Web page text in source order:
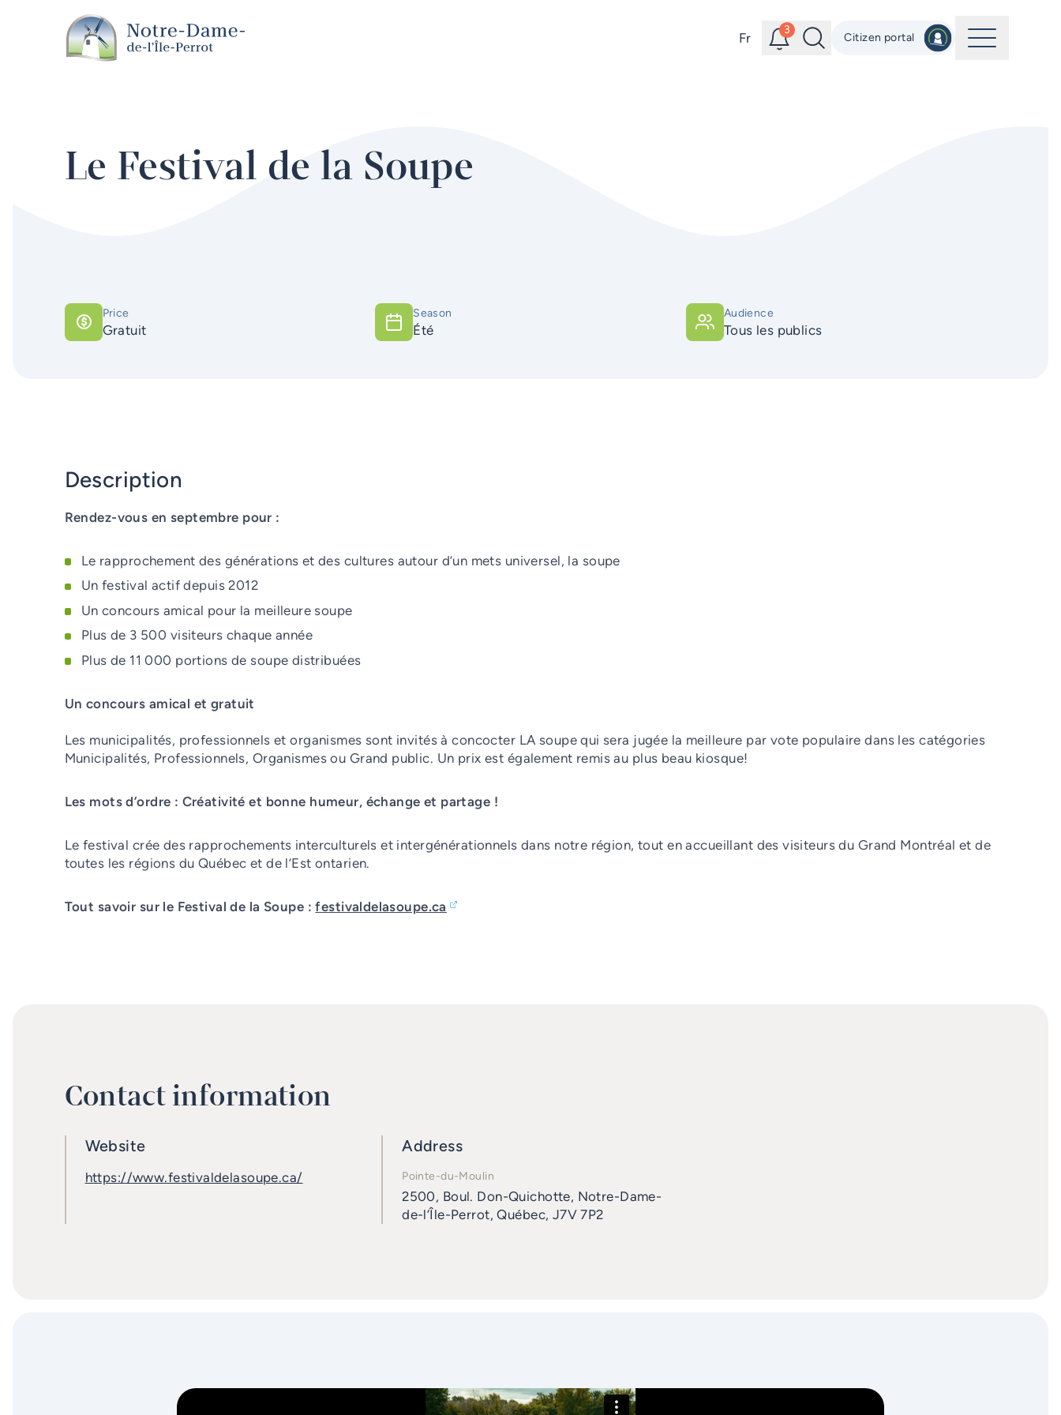
Fr
Alerts
3 Search
Citizen portal Menu
Le Festival de la Soupe
Price
Gratuit
Season
été
Audience
tous les publics
Description
Rendez-vous en septembre pour :
Le rapprochement des générations et des cultures autour d’un mets universel, la soupe
Un festival actif depuis 2012
Un concours amical pour la meilleure soupe
Plus de 3 500 visiteurs chaque année
Plus de 11 000 portions de soupe distribuées
Un concours amical et gratuit
Les municipalités, professionnels et organismes sont invités à concocter LA soupe qui sera jugée la meilleure par vote populaire dans les catégories
Municipalités, Professionnels, Organismes ou Grand public. Un prix est également remis au plus beau kiosque!
Les mots d’ordre : Créativité et bonne humeur, échange et partage !
Le festival crée des rapprochements interculturels et intergénérationnels dans notre région, tout en accueillant des visiteurs du Grand Montréal et de
toutes les régions du Québec et de l’Est ontarien.
Tout savoir sur le Festival de la Soupe :festivaldelasoupe.ca
Contact information
Website
https://www.festivaldelasoupe.ca/
Address
Pointe-du-Moulin
2500, Boul. Don-Quichotte, Notre-Dame-
de-l’Île-Perrot, Québec, J7V 7P2